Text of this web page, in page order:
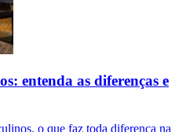
entenda as diferenças e
o que faz toda diferença na